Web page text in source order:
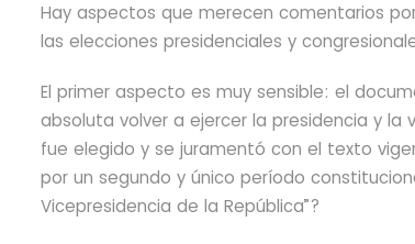
Hay aspectos que merecen comentarios
las elecciones presidenciales y
El primer aspecto es muy sensible: el
absoluta volver a ejercer la presidencia y la
fue elegido y se juramentó con el texto
por un segundo y único período
Vicepresidencia de la República”?